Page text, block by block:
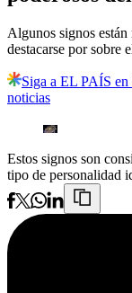
Algunos signos están
destacarse por sobre
Siga a EL PAÍS
noticias
Estos signos son
tipo de personalidad